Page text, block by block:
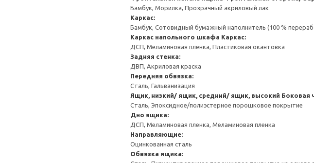
Бамбук, Морилка, Прозрачный акриловый лак
Каркас:
Бамбук, Сотовидный бумажный наполнитель (100 %
Каркас напольного шкафа Каркас:
ДСП, Меламиновая пленка, Пластиковая окантовка
Задняя стенка:
ДВП, Акриловая краска
Передняя обвязка:
Сталь, Гальванизация
Ящик, низкий/ ящик, средний/ ящик, высокий Боковая
Сталь, Эпоксидное/полиэстерное порошковое покрытие
Дно ящика:
ДСП, Меламиновая пленка, Меламиновая пленка
Направляющие:
Оцинкованная сталь
Обвязка ящика: